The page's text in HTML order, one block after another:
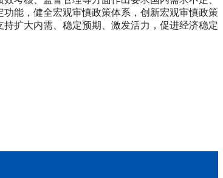
能，健全宏观审慎政策体系，创新宏观审慎政策
扩大内需、稳定预期、激发活力，促进经济稳定